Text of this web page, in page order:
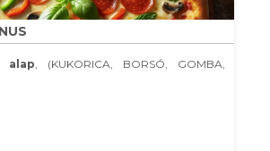
alap, (KUKORICA, BORSÓ, GOMBA,